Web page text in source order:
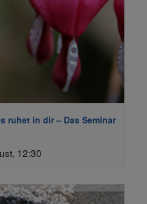
ruhet in dir – Das Seminar
12:30